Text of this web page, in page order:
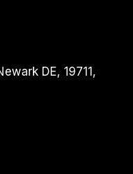
DE, 19711,